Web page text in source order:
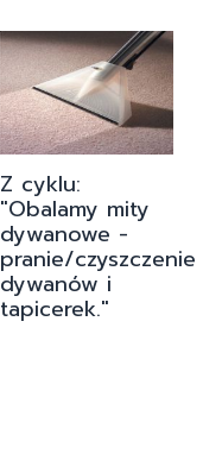
Z cyklu:
"Obalamy mity
dywanowe -
pranie/czyszczenie
dywanów i
tapicerek."